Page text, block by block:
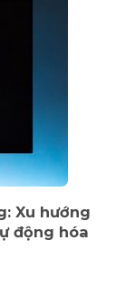
Xu hướng
động hóa